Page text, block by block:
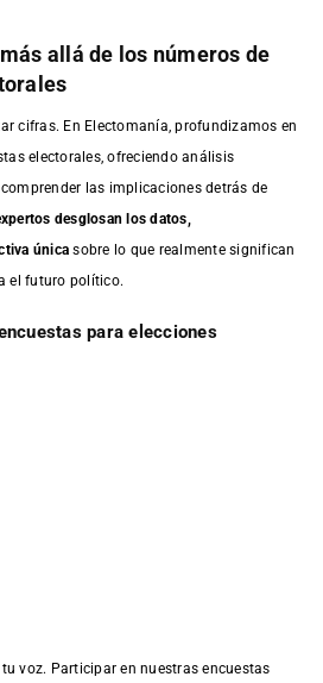
allá de los números de
cifras. En Electomanía, profundizamos en
electorales, ofreciendo análisis
las implicaciones detrás de
desglosan los datos,
única sobre lo que realmente significan
el futuro político.
para elecciones
voz. Participar en nuestras encuestas